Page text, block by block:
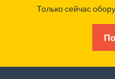
Только сейчас